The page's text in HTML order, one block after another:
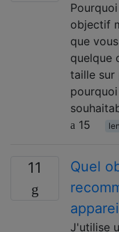
objectif
que
quelque
taille sur
15
11
Quel
J'utilise